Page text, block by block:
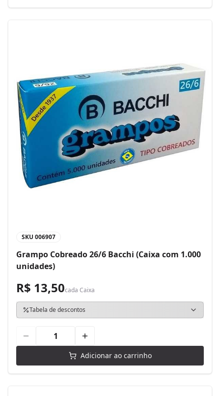
SKU 006907
Grampo Cobreado 26/6 Bacchi (Caixa com 1.000
unidades)
R$ 13,50cada Caixa
Tabela de descontos
Adicionar ao carrinho